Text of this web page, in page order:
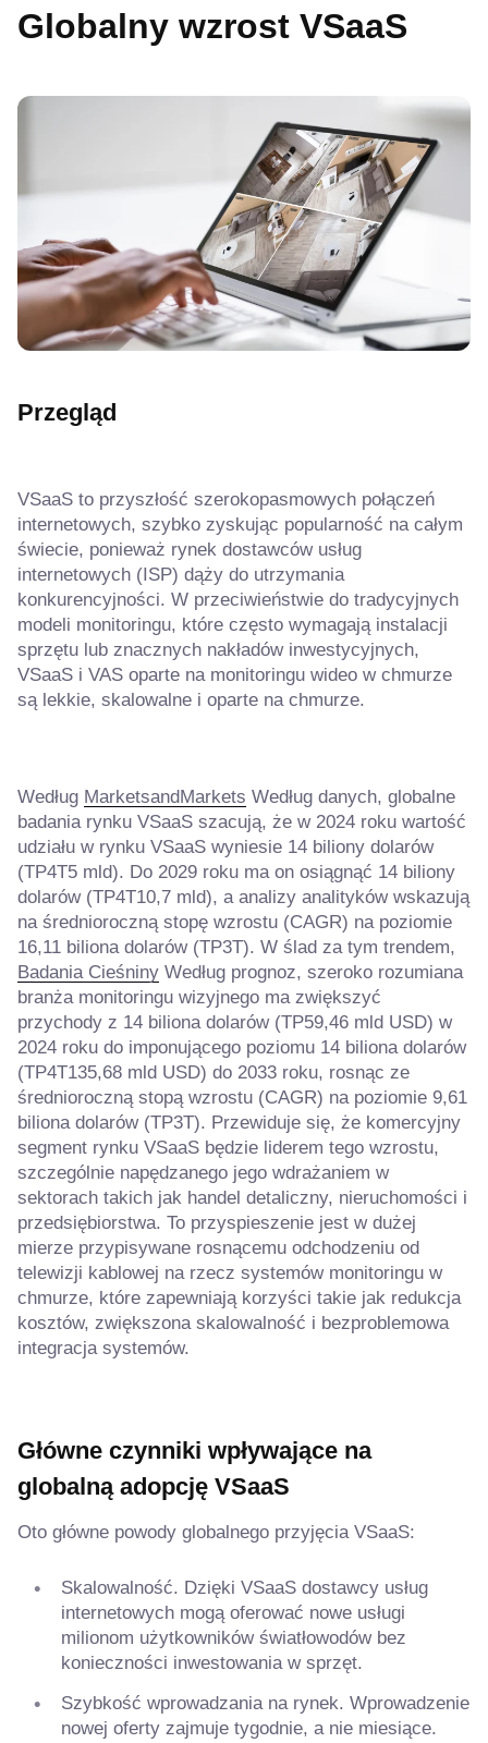
Globalny wzrost VSaaS
Przegląd
VSaaS to przyszłość szerokopasmowych połączeń
internetowych, szybko zyskując popularność na całym
świecie, ponieważ rynek dostawców usług
internetowych (ISP) dąży do utrzymania
konkurencyjności. W przeciwieństwie do tradycyjnych
modeli monitoringu, które często wymagają instalacji
sprzętu lub znacznych nakładów inwestycyjnych,
VSaaS i VAS oparte na monitoringu wideo w chmurze
są lekkie, skalowalne i oparte na chmurze.
Według MarketsandMarkets Według danych, globalne
badania rynku VSaaS szacują, że w 2024 roku wartość
udziału w rynku VSaaS wyniesie 14 biliony dolarów
(TP4T5 mld). Do 2029 roku ma on osiągnąć 14 biliony
dolarów (TP4T10,7 mld), a analizy analityków wskazują
na średnioroczną stopę wzrostu (CAGR) na poziomie
16,11 biliona dolarów (TP3T). W ślad za tym trendem,
Badania Cieśniny Według prognoz, szeroko rozumiana
branża monitoringu wizyjnego ma zwiększyć
przychody z 14 biliona dolarów (TP59,46 mld USD) w
2024 roku do imponującego poziomu 14 biliona dolarów
(TP4T135,68 mld USD) do 2033 roku, rosnąc ze
średnioroczną stopą wzrostu (CAGR) na poziomie 9,61
biliona dolarów (TP3T). Przewiduje się, że komercyjny
segment rynku VSaaS będzie liderem tego wzrostu,
szczególnie napędzanego jego wdrażaniem w
sektorach takich jak handel detaliczny, nieruchomości i
przedsiębiorstwa. To przyspieszenie jest w dużej
mierze przypisywane rosnącemu odchodzeniu od
telewizji kablowej na rzecz systemów monitoringu w
chmurze, które zapewniają korzyści takie jak redukcja
kosztów, zwiększona skalowalność i bezproblemowa
integracja systemów.
Główne czynniki wpływające na
globalną adopcję VSaaS
Oto główne powody globalnego przyjęcia VSaaS:
Skalowalność. Dzięki VSaaS dostawcy usług
internetowych mogą oferować nowe usługi
milionom użytkowników światłowodów bez
konieczności inwestowania w sprzęt.
Szybkość wprowadzania na rynek. Wprowadzenie
nowej oferty zajmuje tygodnie, a nie miesiące.